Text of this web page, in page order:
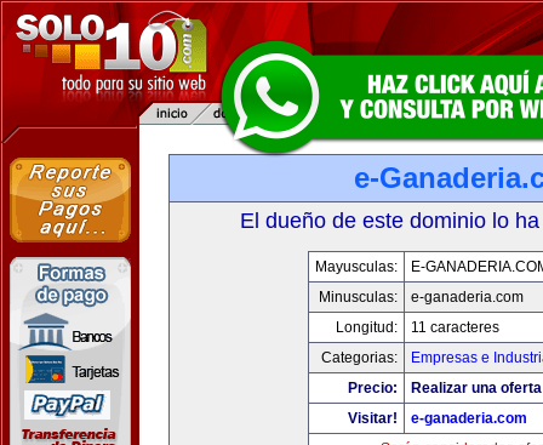
e-
El dueño de este dominio lo
Mayusculas:
E-
Minusculas:
e-ganaderia.com
Longitud:
11 caracteres
Categorias:
Empresas e
Precio:
Realizar una
Visitar!
e-ganaderia.com